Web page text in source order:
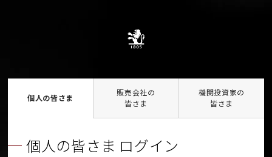
個人の皆さま
販売会社の
皆さま
機関投資家の
皆さま
個人の皆さま ログイン